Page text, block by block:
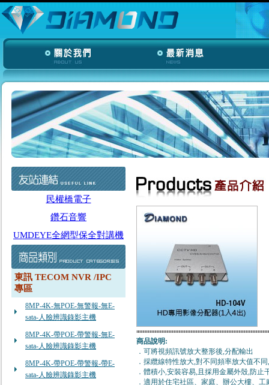
民權橋電子
鑽石音響
UMDEYE全網型保全對講機
東訊 TECOM NVR /IPC
專區
8MP-4K-無POE-無警報-無E-
sata-人臉辨識錄影主機
8MP-4K-帶POE-帶警報-無E-
sata-人臉辨識錄影主機
8MP-4K-帶POE-帶警報-帶E-
sata-人臉辨識錄影主機
商品說明:
．可將視頻訊號放大整形後,分配輸出
．採纜線特性放大,對不同頻率放大值不
．體積小,安裝容易,且採用金屬外殼,防止
．適用於住宅社區、家庭、辦公大樓、